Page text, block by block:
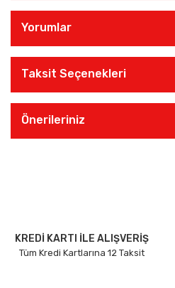
Yorumlar
Taksit Seçenekleri
Önerileriniz
KREDİ KARTI İLE ALIŞVERİŞ
Tüm Kredi Kartlarına 12 Taksit